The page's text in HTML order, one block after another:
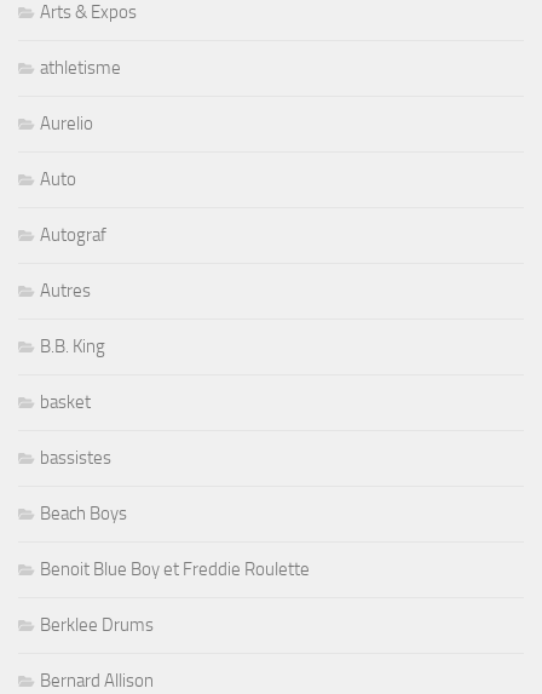
Arts & Expos
athletisme
Aurelio
Auto
Autograf
Autres
B.B. King
basket
bassistes
Beach Boys
Benoit Blue Boy et Freddie Roulette
Berklee Drums
Bernard Allison